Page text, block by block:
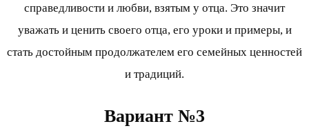
справедливости и любви, взятым у отца. Это значит
уважать и ценить своего отца, его уроки и примеры, и
стать достойным продолжателем его семейных ценностей
и традиций.
Вариант №3